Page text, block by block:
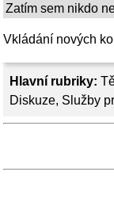
Hlavní rubriky:
Diskuze, Služby
Zatím sem nikdo
Vkládání nových